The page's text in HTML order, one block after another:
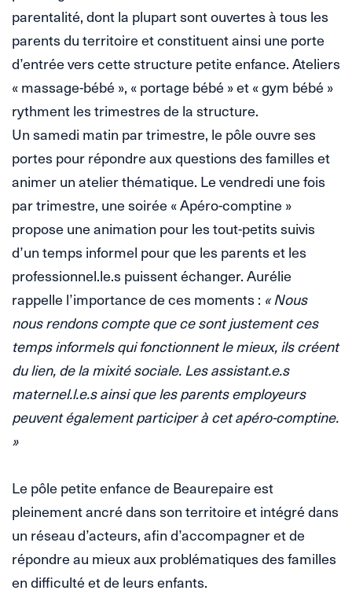
parentalité, dont la plupart sont ouvertes à tous les
parents du territoire et constituent ainsi une porte
d’entrée vers cette structure petite enfance. Ateliers
« massage-bébé », « portage bébé » et « gym bébé »
rythment les trimestres de la structure.
Un samedi matin par trimestre, le pôle ouvre ses
portes pour répondre aux questions des familles et
animer un atelier thématique. Le vendredi une fois
par trimestre, une soirée « Apéro-comptine »
propose une animation pour les tout-petits suivis
d’un temps informel pour que les parents et les
professionnel.le.s puissent échanger. Aurélie
rappelle l’importance de ces moments : « Nous
nous rendons compte que ce sont justement ces
temps informels qui fonctionnent le mieux, ils créent
du lien, de la mixité sociale. Les assistant.e.s
maternel.l.e.s ainsi que les parents employeurs
peuvent également participer à cet apéro-comptine.
»
Le pôle petite enfance de Beaurepaire est
pleinement ancré dans son territoire et intégré dans
un réseau d’acteurs, afin d’accompagner et de
répondre au mieux aux problématiques des familles
en difficulté et de leurs enfants.